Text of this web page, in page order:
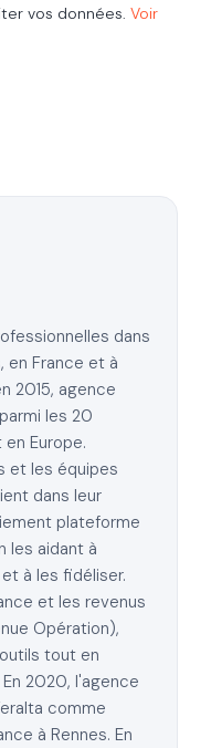
vos données. Voir
dans
France et à
2015, agence
les 20
Europe.
et les équipes
dans leur
plateforme
les aidant à
à les fidéliser.
et les revenus
Opération),
tout en
2020, l'agence
comme
à Rennes. En